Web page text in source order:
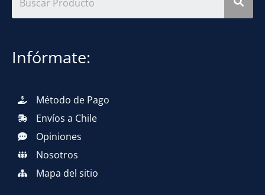
Infórmate:
Método de Pago
Envíos a Chile
Opiniones
Nosotros
Mapa del sitio